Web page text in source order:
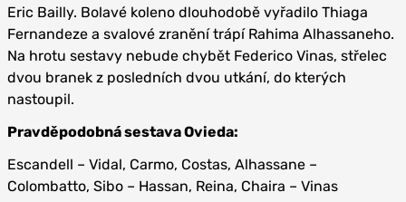
Eric Bailly. Bolavé koleno dlouhodobě vyřadilo Thiaga
Fernandeze a svalové zranění trápí Rahima Alhassaneho.
Na hrotu sestavy nebude chybět Federico Vinas, střelec
dvou branek z posledních dvou utkání, do kterých
nastoupil.
Pravděpodobná sestava Ovieda:
Escandell – Vidal, Carmo, Costas, Alhassane –
Colombatto, Sibo – Hassan, Reina, Chaira – Vinas